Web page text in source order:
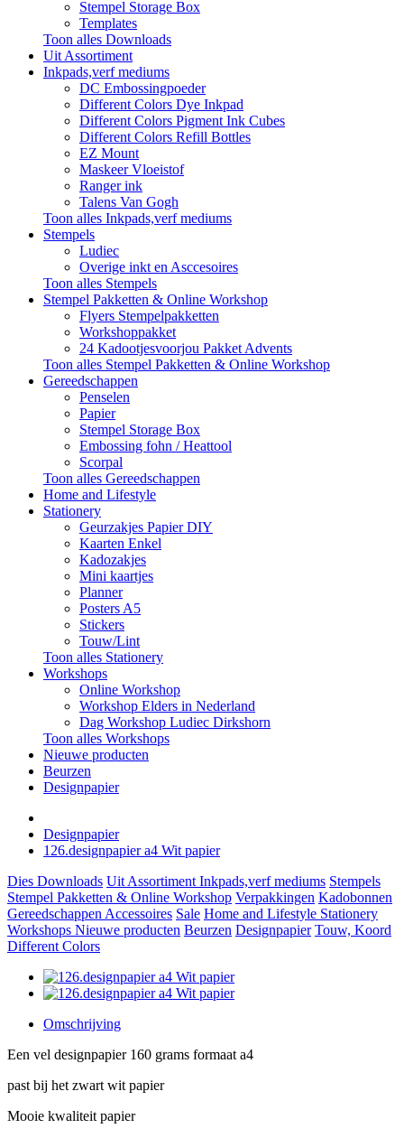
Stempel Storage Box
Templates
Toon alles Downloads
Uit Assortiment
Inkpads,verf mediums
DC Embossingpoeder
Different Colors Dye Inkpad
Different Colors Pigment Ink Cubes
Different Colors Refill Bottles
EZ Mount
Maskeer Vloeistof
Ranger ink
Talens Van Gogh
Toon alles Inkpads,verf mediums
Stempels
Ludiec
Overige inkt en Asccesoires
Toon alles Stempels
Stempel Pakketten & Online Workshop
Flyers Stempelpakketten
Workshoppakket
24 Kadootjesvoorjou Pakket Advents
Toon alles Stempel Pakketten & Online Workshop
Gereedschappen
Penselen
Papier
Stempel Storage Box
Embossing fohn / Heattool
Scorpal
Toon alles Gereedschappen
Home and Lifestyle
Stationery
Geurzakjes Papier DIY
Kaarten Enkel
Kadozakjes
Mini kaartjes
Planner
Posters A5
Stickers
Touw/Lint
Toon alles Stationery
Workshops
Online Workshop
Workshop Elders in Nederland
Dag Workshop Ludiec Dirkshorn
Toon alles Workshops
Nieuwe producten
Beurzen
Designpapier
Designpapier
126.designpapier a4 Wit papier
Dies Downloads Uit Assortiment Inkpads,verf mediums Stempels
Stempel Pakketten & Online Workshop Verpakkingen Kadobonnen
Gereedschappen Accessoires Sale Home and Lifestyle Stationery
Workshops Nieuwe producten Beurzen Designpapier Touw, Koord
Different Colors
Omschrijving
Een vel designpapier 160 grams formaat a4
past bij het zwart wit papier
Mooie kwaliteit papier